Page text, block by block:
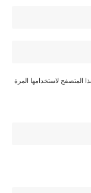
المتصفح لاستخدامها المرة